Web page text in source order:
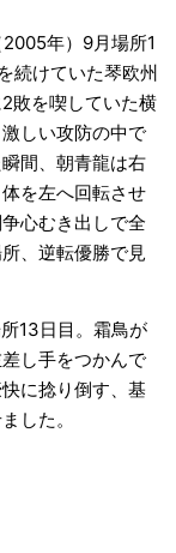
年）9月場所1
続けていた琴欧州
敗を喫していた横
しい攻防の中で
間、朝青龍は右
を左へ回転させ
心むき出しで全
、逆転優勝で見
13日目。霜鳥が
し手をつかんで
に捻り倒す、基
した。